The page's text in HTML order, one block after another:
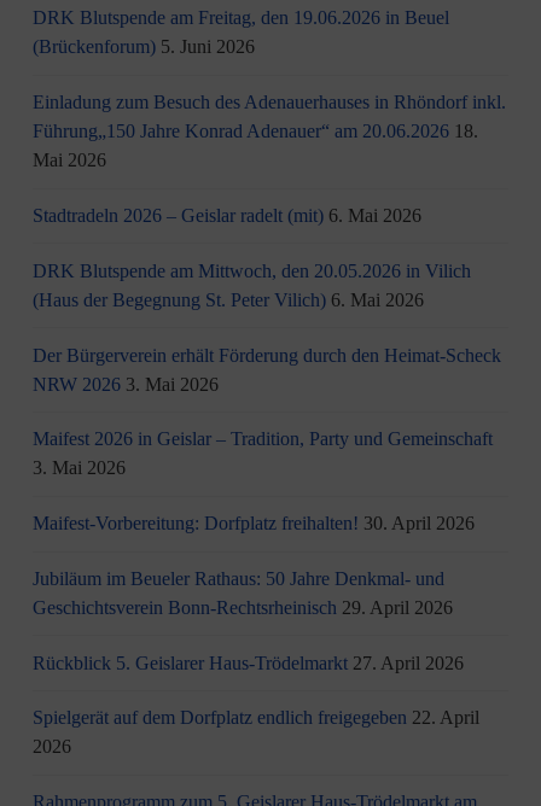
DRK Blutspende am Freitag, den 19.06.2026 in Beuel
(Brückenforum) 5. Juni 2026
Einladung zum Besuch des Adenauerhauses in Rhöndorf inkl.
Führung„150 Jahre Konrad Adenauer“ am 20.06.2026 18.
Mai 2026
Stadtradeln 2026 – Geislar radelt (mit) 6. Mai 2026
DRK Blutspende am Mittwoch, den 20.05.2026 in Vilich
(Haus der Begegnung St. Peter Vilich) 6. Mai 2026
Der Bürgerverein erhält Förderung durch den Heimat-Scheck
NRW 2026 3. Mai 2026
Maifest 2026 in Geislar – Tradition, Party und Gemeinschaft
3. Mai 2026
Maifest-Vorbereitung: Dorfplatz freihalten! 30. April 2026
Jubiläum im Beueler Rathaus: 50 Jahre Denkmal- und
Geschichtsverein Bonn-Rechtsrheinisch 29. April 2026
Rückblick 5. Geislarer Haus-Trödelmarkt 27. April 2026
Spielgerät auf dem Dorfplatz endlich freigegeben 22. April
2026